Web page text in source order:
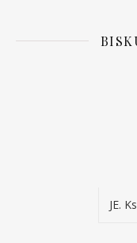
JE.